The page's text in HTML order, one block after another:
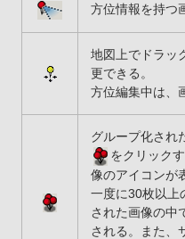
方位情報を持つ
地図上でドラッ
更できる。
方位編集中は、
グループ化され
をクリック
像のアイコンが
一度に30枚以上
された画像の中
される。また、